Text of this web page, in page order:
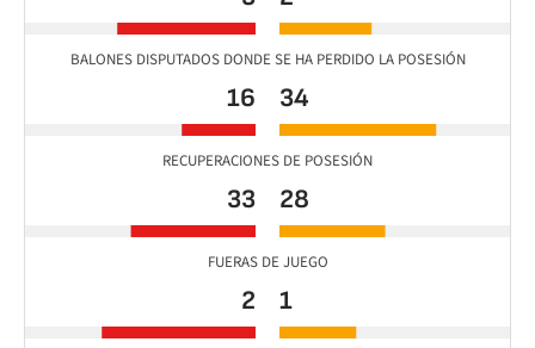
BALONES DISPUTADOS DONDE SE HA PERDIDO LA POSESIÓN
16 34
RECUPERACIONES DE POSESIÓN
33 28
FUERAS DE JUEGO
2 1